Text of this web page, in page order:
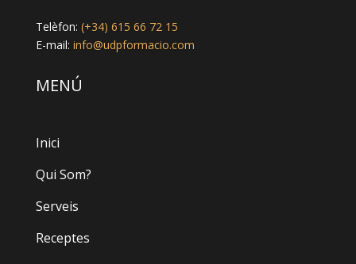
Telèfon: (+34) 615 66 72 15
E-mail: info@udpformacio.com
MENÚ
Inici
Qui Som?
Serveis
Receptes